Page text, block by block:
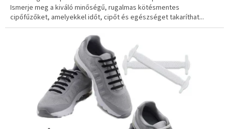
Ismerje meg a kiváló minőségű, rugalmas kötésmentes
cipőfűzőket, amelyekkel időt, cipőt és egészséget takaríthat...